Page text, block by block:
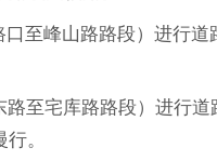
至峰山路路段）进行道
至宅库路路段）进行道
。